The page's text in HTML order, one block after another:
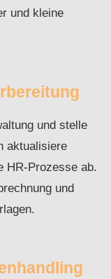
und kleine
und stelle
aktualisiere
HR-Prozesse ab.
und